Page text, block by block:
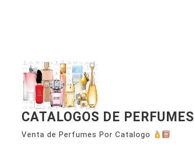
CATALOGOS DE PERFUMES
Venta de Perfumes Por Catalogo